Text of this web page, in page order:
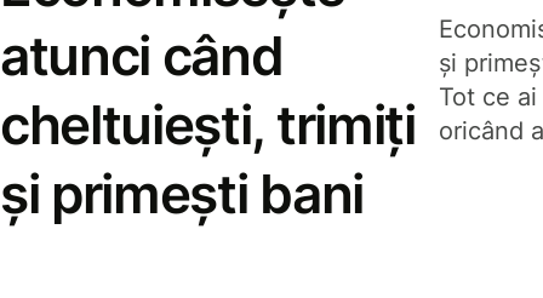
atunci când
cheltuiești, trimiți
și primești bani
și
Tot ce
oricând